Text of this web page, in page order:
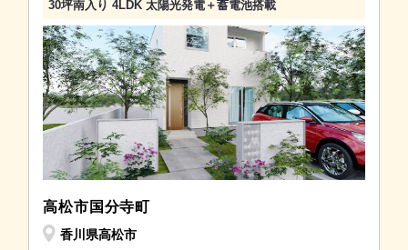
30坪南入り 4LDK 太陽光発電＋蓄電池搭載
高松市国分寺町
香川県高松市